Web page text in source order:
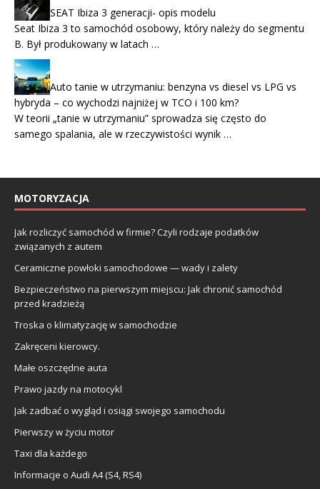
SEAT Ibiza 3 generacji- opis modelu
Seat Ibiza 3 to samochód osobowy, który należy do segmentu
B. Był produkowany w latach …
Auto tanie w utrzymaniu: benzyna vs diesel vs LPG vs
hybryda – co wychodzi najniżej w TCO i 100 km?
W teorii „tanie w utrzymaniu” sprowadza się często do
samego spalania, ale w rzeczywistości wynik …
MOTORYZACJA
Jak rozliczyć samochód w firmie? Czyli rodzaje podatków
związanych z autem
Ceramiczne powłoki samochodowe — wady i zalety
Bezpieczeństwo na pierwszym miejscu: Jak chronić samochód
przed kradzieżą
Troska o klimatyzację w samochodzie
Zakręceni kierowcy.
Małe oszczędne auta
Prawo jazdy na motocykl
Jak zadbać o wygląd i osiągi swojego samochodu
Pierwszy w życiu motor
Taxi dla każdego
Informacje o Audi A4 (S4, RS4)